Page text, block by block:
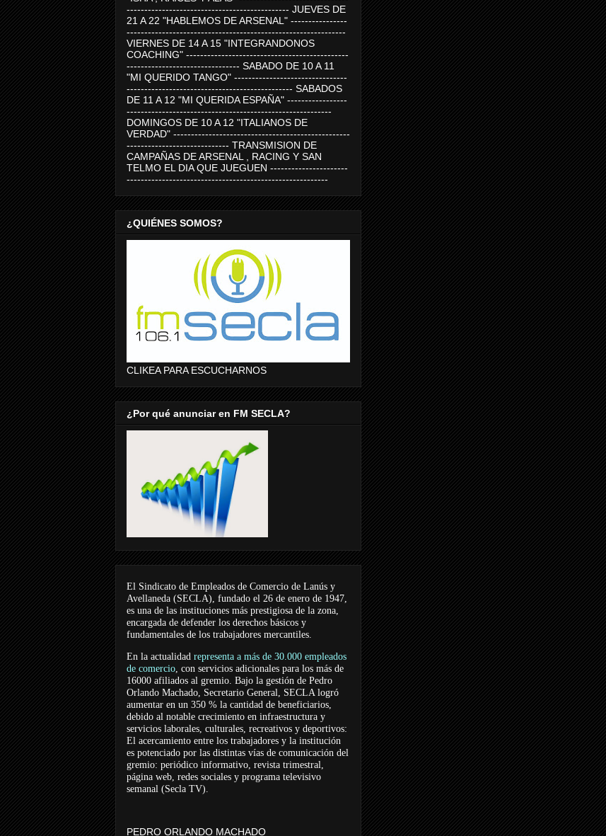
---------------------------------------------- JUEVES DE
21 A 22 "HABLEMOS DE ARSENAL" ----------------
--------------------------------------------------------------
VIERNES DE 14 A 15 "INTEGRANDONOS
COACHING" ----------------------------------------------
-------------------------------- SABADO DE 10 A 11
"MI QUERIDO TANGO" --------------------------------
----------------------------------------------- SABADOS
DE 11 A 12 "MI QUERIDA ESPAÑA" -----------------
----------------------------------------------------------
DOMINGOS DE 10 A 12 "ITALIANOS DE
VERDAD" --------------------------------------------------
----------------------------- TRANSMISION DE
CAMPAÑAS DE ARSENAL , RACING Y SAN
TELMO EL DIA QUE JUEGUEN ----------------------
---------------------------------------------------------
¿QUIÉNES SOMOS?
CLIKEA PARA ESCUCHARNOS
¿Por qué anunciar en FM SECLA?
El Sindicato de Empleados de Comercio de Lanús y
Avellaneda (SECLA), fundado el 26 de enero de 1947,
es una de las instituciones más prestigiosa de la zona,
encargada de defender los derechos básicos y
fundamentales de los trabajadores mercantiles.
En la actualidad representa a más de 30.000 empleados
de comercio, con servicios adicionales para los más de
16000 afiliados al gremio. Bajo la gestión de Pedro
Orlando Machado, Secretario General, SECLA logró
aumentar en un 350 % la cantidad de beneficiarios,
debido al notable crecimiento en infraestructura y
servicios laborales, culturales, recreativos y deportivos:
El acercamiento entre los trabajadores y la institución
es potenciado por las distintas vías de comunicación del
gremio: periódico informativo, revista trimestral,
página web, redes sociales y programa televisivo
semanal (Secla TV).
PEDRO ORLANDO MACHADO